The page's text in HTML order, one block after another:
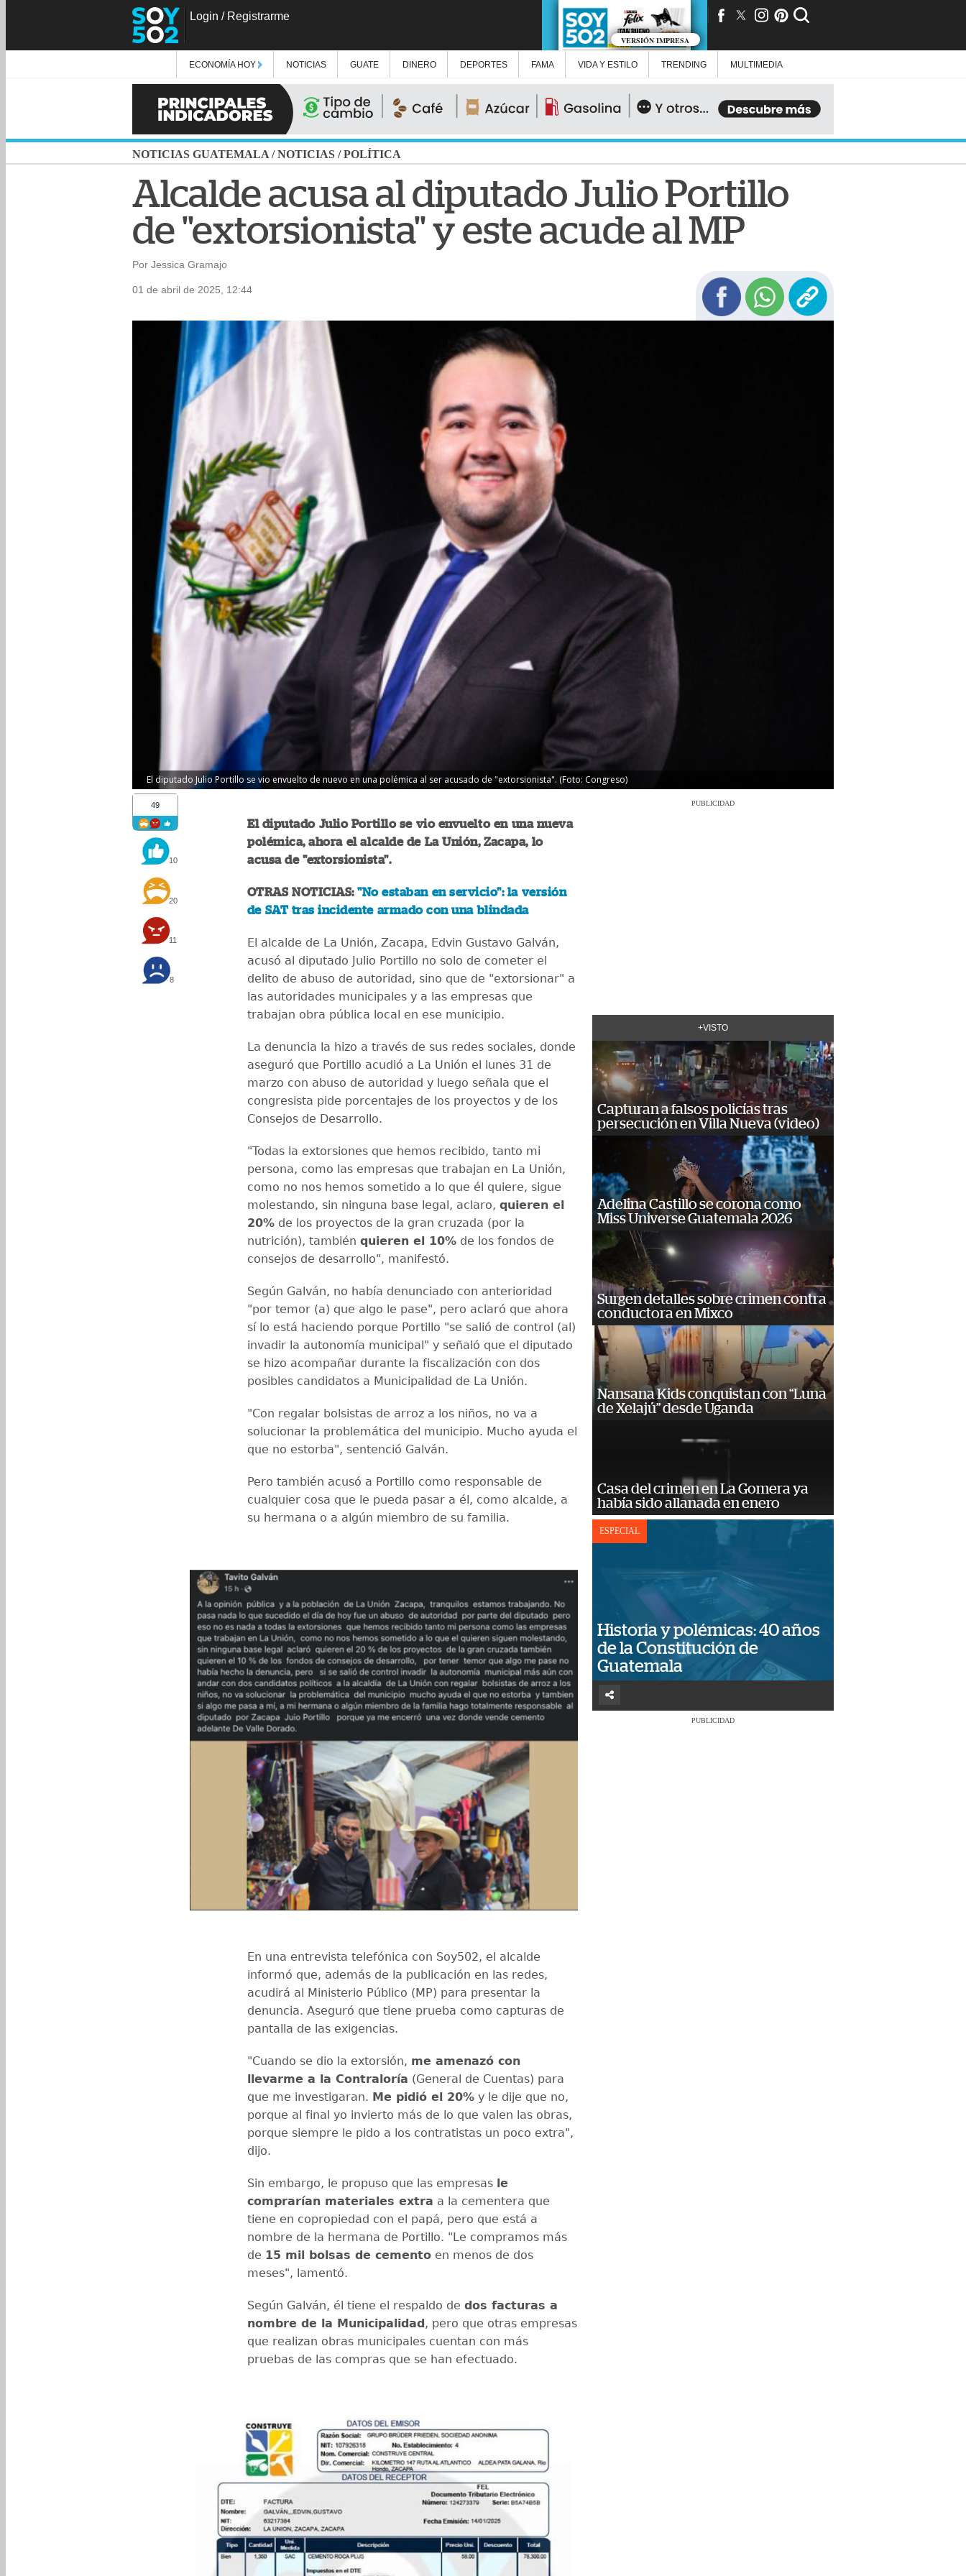
Login / Registrarme
VERSIÓN IMPRESA
ECONOMÍA HOY NOTICIAS GUATE DINERO DEPORTES FAMA VIDA Y ESTILO TRENDING MULTIMEDIA
NOTICIAS GUATEMALA /NOTICIAS /POLÍTICA
Alcalde acusa al diputado Julio Portillo
de "extorsionista" y este acude al MP
Por Jessica Gramajo
01 de abril de 2025, 12:44
El diputado Julio Portillo se vio envuelto de nuevo en una polémica al ser acusado de "extorsionista". (Foto: Congreso)
49
10
20
11
8
El diputado Julio Portillo se vio envuelto en una nueva
polémica, ahora el alcalde de La Unión, Zacapa, lo
acusa de "extorsionista".
OTRAS NOTICIAS:"No estaban en servicio": la versión
de SAT tras incidente armado con una blindada
El alcalde de La Unión, Zacapa, Edvin Gustavo Galván,
acusó al diputado Julio Portillo no solo de cometer el
delito de abuso de autoridad, sino que de "extorsionar" a
las autoridades municipales y a las empresas que
trabajan obra pública local en ese municipio.
La denuncia la hizo a través de sus redes sociales, donde
aseguró que Portillo acudió a La Unión el lunes 31 de
marzo con abuso de autoridad y luego señala que el
congresista pide porcentajes de los proyectos y de los
Consejos de Desarrollo.
"Todas la extorsiones que hemos recibido, tanto mi
persona, como las empresas que trabajan en La Unión,
como no nos hemos sometido a lo que él quiere, sigue
molestando, sin ninguna base legal, aclaro, quieren el
20% de los proyectos de la gran cruzada (por la
nutrición), también quieren el 10% de los fondos de
consejos de desarrollo", manifestó.
Según Galván, no había denunciado con anterioridad
"por temor (a) que algo le pase", pero aclaró que ahora
sí lo está haciendo porque Portillo "se salió de control (al)
invadir la autonomía municipal" y señaló que el diputado
se hizo acompañar durante la fiscalización con dos
posibles candidatos a Municipalidad de La Unión.
"Con regalar bolsistas de arroz a los niños, no va a
solucionar la problemática del municipio. Mucho ayuda el
que no estorba", sentenció Galván.
Pero también acusó a Portillo como responsable de
cualquier cosa que le pueda pasar a él, como alcalde, a
su hermana o a algún miembro de su familia.
En una entrevista telefónica con Soy502, el alcalde
informó que, además de la publicación en las redes,
acudirá al Ministerio Público (MP) para presentar la
denuncia. Aseguró que tiene prueba como capturas de
pantalla de las exigencias.
"Cuando se dio la extorsión, me amenazó con
llevarme a la Contraloría (General de Cuentas) para
que me investigaran. Me pidió el 20% y le dije que no,
porque al final yo invierto más de lo que valen las obras,
porque siempre le pido a los contratistas un poco extra",
dijo.
Sin embargo, le propuso que las empresas le
comprarían materiales extra a la cementera que
tiene en copropiedad con el papá, pero que está a
nombre de la hermana de Portillo. "Le compramos más
de 15 mil bolsas de cemento en menos de dos
meses", lamentó.
Según Galván, él tiene el respaldo de dos facturas a
nombre de la Municipalidad, pero que otras empresas
que realizan obras municipales cuentan con más
pruebas de las compras que se han efectuado.
PUBLICIDAD
+VISTO
Capturan a falsos policías tras
persecución en Villa Nueva (video)
Adelina Castillo se corona como
Miss Universe Guatemala 2026
Surgen detalles sobre crimen contra
conductora en Mixco
Nansana Kids conquistan con “Luna
de Xelajú” desde Uganda
Casa del crimen en La Gomera ya
había sido allanada en enero
ESPECIAL
Historia y polémicas: 40 años
de la Constitución de
Guatemala
PUBLICIDAD